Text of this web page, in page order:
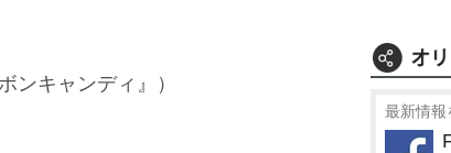
ンキャンディ』）
最新情報